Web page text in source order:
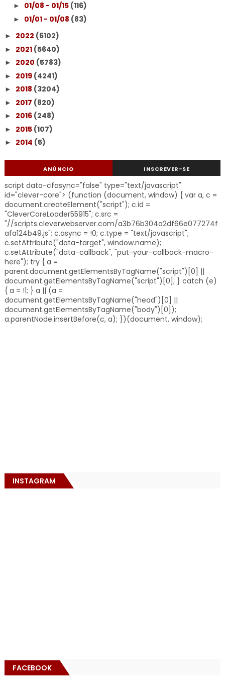
► 01/08 - 01/15 (116)
► 01/01 - 01/08 (83)
► 2022 (6102)
► 2021 (5640)
► 2020 (5783)
► 2019 (4241)
► 2018 (3204)
► 2017 (820)
► 2016 (248)
► 2015 (107)
► 2014 (5)
ANÚNCIO INSCREVER-SE
script data-cfasync="false" type="text/javascript"
id="clever-core"> (function (document, window) { var a, c =
document.createElement("script"); c.id =
"CleverCoreLoader55915"; c.src =
"//scripts.cleverwebserver.com/a3b76b304a2df66e077274f
afa124b49.js"; c.async = !0; c.type = "text/javascript";
c.setAttribute("data-target", window.name);
c.setAttribute("data-callback", "put-your-callback-macro-
here"); try { a =
parent.document.getElementsByTagName("script")[0] ||
document.getElementsByTagName("script")[0]; } catch (e)
{ a = !1; } a || (a =
document.getElementsByTagName("head")[0] ||
document.getElementsByTagName("body")[0]);
a.parentNode.insertBefore(c, a); })(document, window);
INSTAGRAM
FACEBOOK